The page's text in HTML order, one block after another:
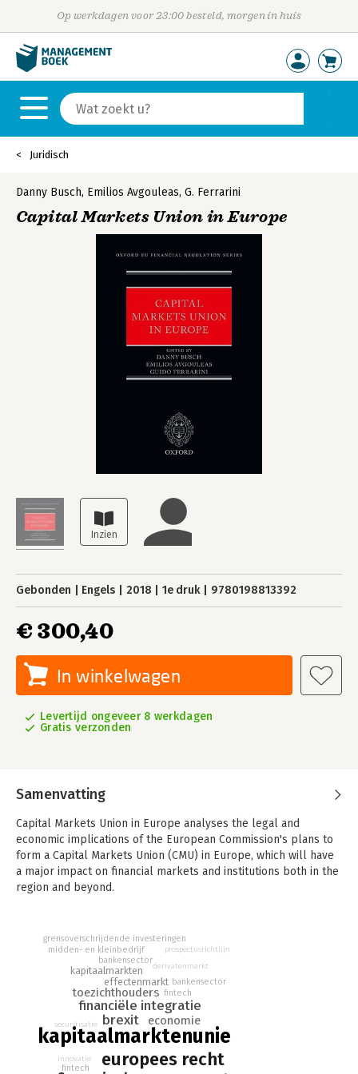
Op werkdagen voor 23:00 besteld, morgen in huis
Juridisch
Danny Busch, Emilios Avgouleas, G. Ferrarini
Capital Markets Union in Europe
Gebonden Engels 2018 1e druk 9780198813392
€ 300,40
In winkelwagen
Levertijd ongeveer 8 werkdagen
Gratis verzonden
Samenvatting
Capital Markets Union in Europe analyses the legal and
economic implications of the European Commission's plans to
form a Capital Markets Union (CMU) in Europe, which will have
a major impact on financial markets and institutions both in the
region and beyond.
whilst thematically grouped chapters cover the following
areas: (i) general aspects, (ii) Brexit, (iii) financing innovation,
(iv) raising capital on the capital markets, (v) fostering retail
and institutional investment, (vi) leveraging banking capacity to
support the wider economy, (vii) facilitating cross-border
investing, and (viii) comparative aspects of capital market
integration.
Written by world renowned experts in the fields of banking
kapitaalmarktenunie
europees recht
brexit
financiële integratie
toezichthouders
economie
effectenmarkt
kapitaalmarkten
fintech
bankensector
derivatenmarkt
securitisatie
fintech
bankensector
innovatie
midden- en kleinbedrijf
grensoverschrijdende investeringen
prospectusrichtlijn